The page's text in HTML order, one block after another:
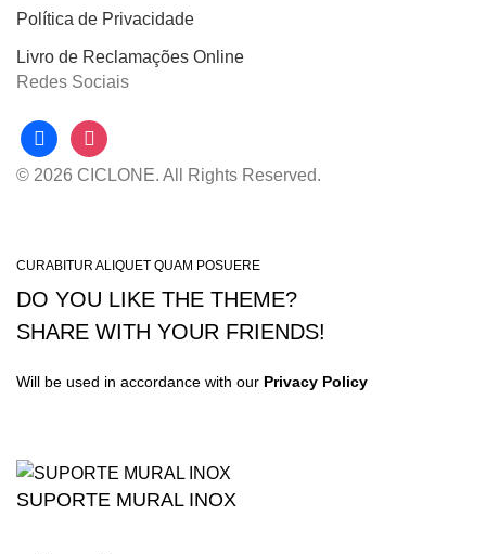
Política de Privacidade
Livro de Reclamações Online
Redes Sociais
facebookinstagram
© 2026 CICLONE. All Rights Reserved.
CURABITUR ALIQUET QUAM POSUERE
DO YOU LIKE THE THEME?
SHARE WITH YOUR FRIENDS!
Will be used in accordance with our Privacy Policy
SUPORTE MURAL INOX